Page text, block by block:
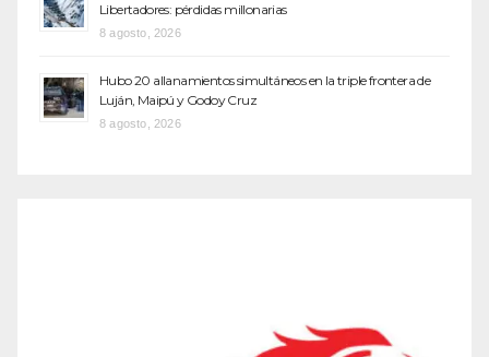
Libertadores: pérdidas millonarias
8 agosto, 2026
Hubo 20 allanamientos simultáneos en la triple frontera de
Luján, Maipú y Godoy Cruz
8 agosto, 2026